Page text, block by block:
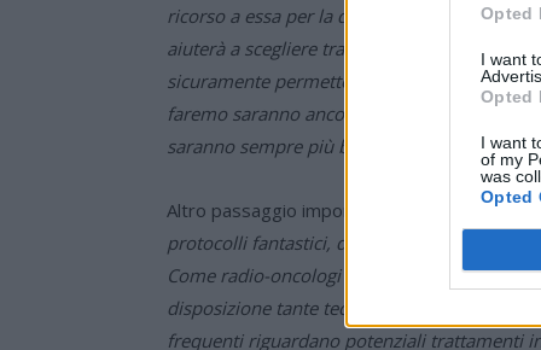
Opted
I want
Opted
I want
of my
was
Opted
ricorso a essa per la definizione dei volumi
aiuterà a scegliere trattamenti ancora più su
sicuramente permetterci di migliorare la
faremo saranno ancora più personalizzati,
saranno sempre più brevi, fino a far fare ai
Altro passaggio importante è quello relativo
protocolli fantastici, dove vediamo nelle
Come radio-oncologi collaboriamo con
disposizione tante tecnologie, ma
frequenti riguardano potenziali trattamenti